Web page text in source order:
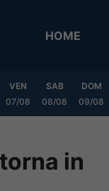
HOME
VEN
07/08
SAB
08/08
DOM
09/08
in